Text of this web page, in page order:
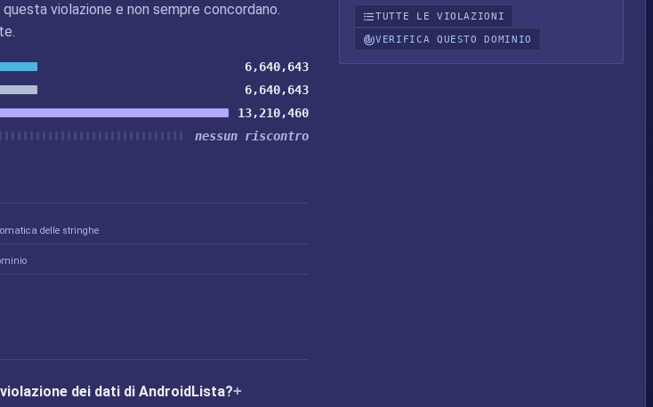
violazione e non sempre concordano.
6,640,643
6,640,643
13,210,460
nessun riscontro
delle stringhe
dei dati di AndroidLista?
TUTTE LE VIOLAZIONI
VERIFICA QUESTO DOMINIO